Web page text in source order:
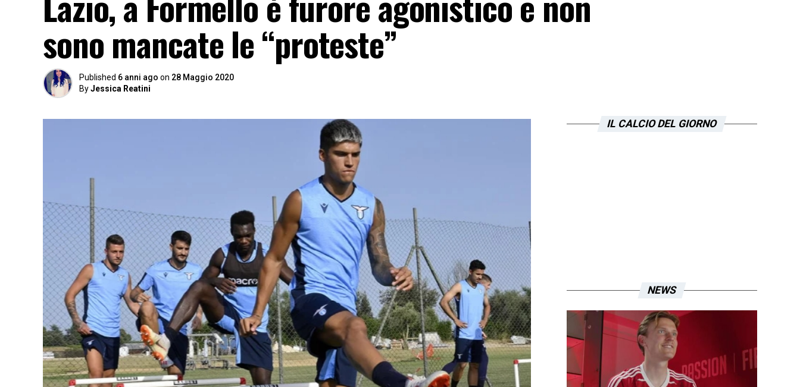
sono mancate le “proteste”
Published 6 anni ago on 28 Maggio 2020
ByJessica Reatini
IL CALCIO DEL GIORNO
NEWS